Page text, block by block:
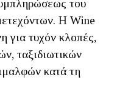
του
Η Wine
για τυχόν κλοπές,
ταξιδιωτικών
κατά τη